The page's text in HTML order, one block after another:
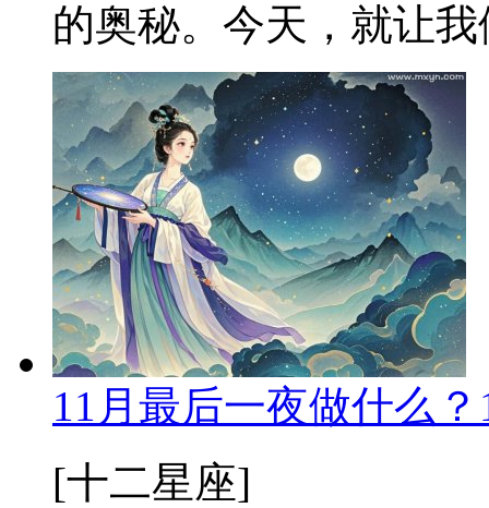
的奥秘。今天，就让
11月最后一夜做什么
[十二星座]